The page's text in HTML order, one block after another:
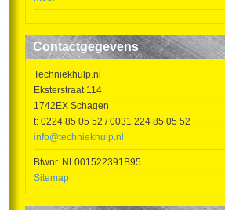
Contactgegevens
Techniekhulp.nl
Eksterstraat 114
1742EX Schagen
t: 0224 85 05 52 / 0031 224 85 05 52
info@techniekhulp.nl
Btwnr. NL001522391B95
Sitemap